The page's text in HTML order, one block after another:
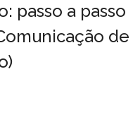
passo a passo
de